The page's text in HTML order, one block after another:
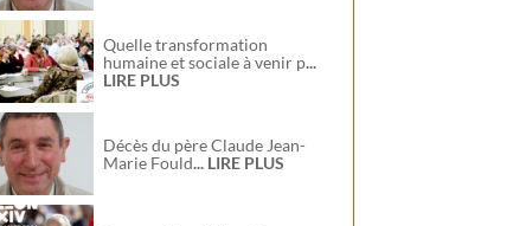
Quelle transformation
humaine et sociale à venir p...
LIRE PLUS
Décès du père Claude Jean-
Marie Fould... LIRE PLUS